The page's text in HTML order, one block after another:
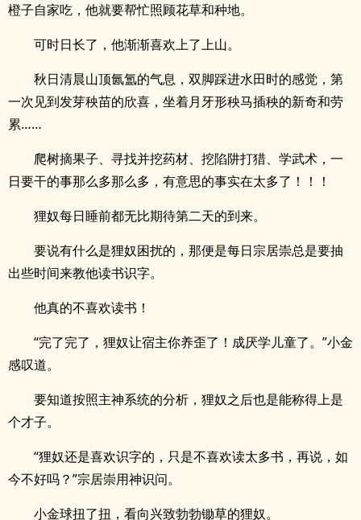
橙子自家吃，他就要帮忙照顾花草和种地。
可时日长了，他渐渐喜欢上了上山。
秋日清晨山顶氤氲的气息，双脚踩进水田时的感觉，第
一次见到发芽秧苗的欣喜，坐着月牙形秧马插秧的新奇和劳
累……
爬树摘果子、寻找并挖药材、挖陷阱打猎、学武术，一
日要干的事那么多那么多，有意思的事实在太多了！！！
狸奴每日睡前都无比期待第二天的到来。
要说有什么是狸奴困扰的，那便是每日宗居崇总是要抽
出些时间来教他读书识字。
他真的不喜欢读书！
“完了完了，狸奴让宿主你养歪了！成厌学儿童了。”小金
感叹道。
要知道按照主神系统的分析，狸奴之后也是能称得上是
个才子。
“狸奴还是喜欢识字的，只是不喜欢读太多书，再说，如
今不好吗？”宗居崇用神识问。
小金球扭了扭，看向兴致勃勃锄草的狸奴。